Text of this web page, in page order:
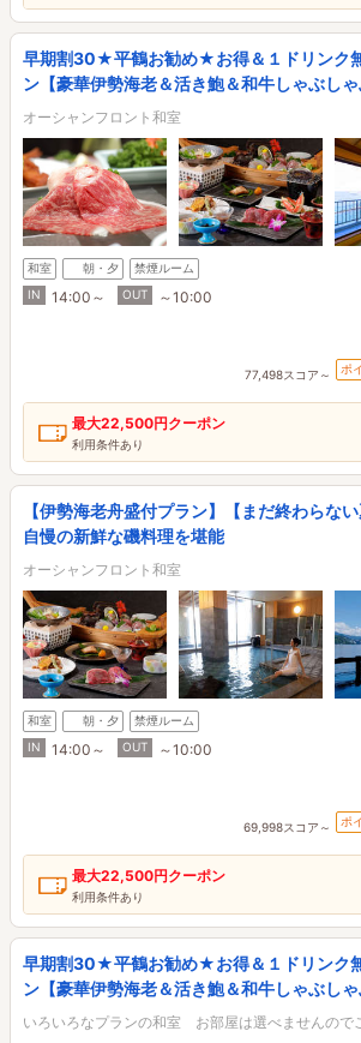
早期割30★平鶴お勧め★お得＆１ドリンク
ン【豪華伊勢海老＆活き鮑＆和牛しゃぶしゃ
オーシャンフロント和室
和室 朝・夕
禁煙ルーム
IN
14:00～ OUT ～10:00
77,498スコア～ ポ
最大22,500円クーポン
利用条件あり
【伊勢海老舟盛付プラン】【まだ終わらな
自慢の新鮮な磯料理を堪能
オーシャンフロント和室
和室 朝・夕
禁煙ルーム
IN
14:00～ OUT ～10:00
69,998スコア～ ポ
最大22,500円クーポン
利用条件あり
早期割30★平鶴お勧め★お得＆１ドリンク
ン【豪華伊勢海老＆活き鮑＆和牛しゃぶしゃ
いろいろなプランの和室 お部屋は選べませんので